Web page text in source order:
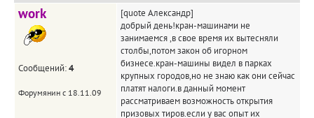
work
Сообщений:4
Форумянин с 18.11.09
[quote Александр]
добрый день!кран-машинами не
занимаемся ,в свое время их вытесняли
столбы,потом закон об игорном
бизнесе.кран-машины видел в парках
крупных городов,но не знаю как они сейчас
платят налоги.в данный момент
рассматриваем возможность открытия
призовых тиров.если у вас опыт их